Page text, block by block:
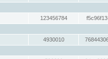
123456784
4930010